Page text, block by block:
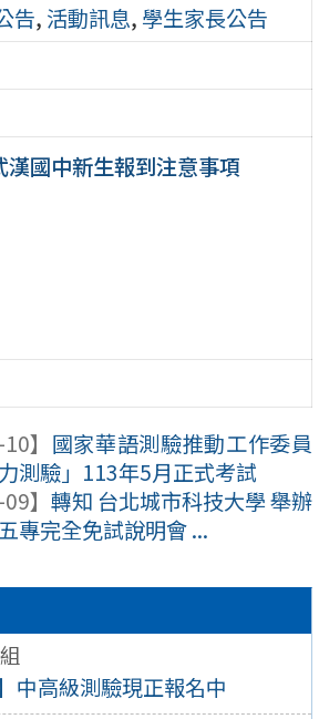
中高級測驗現正報名中
告, 活動訊息, 學生家長公告
漢國中新生報到注意事項
】 國家華語測驗推動工作委員
測驗」113年5月正式考試
】 轉知 台北城市科技大學 舉辦
專完全免試說明會 ...